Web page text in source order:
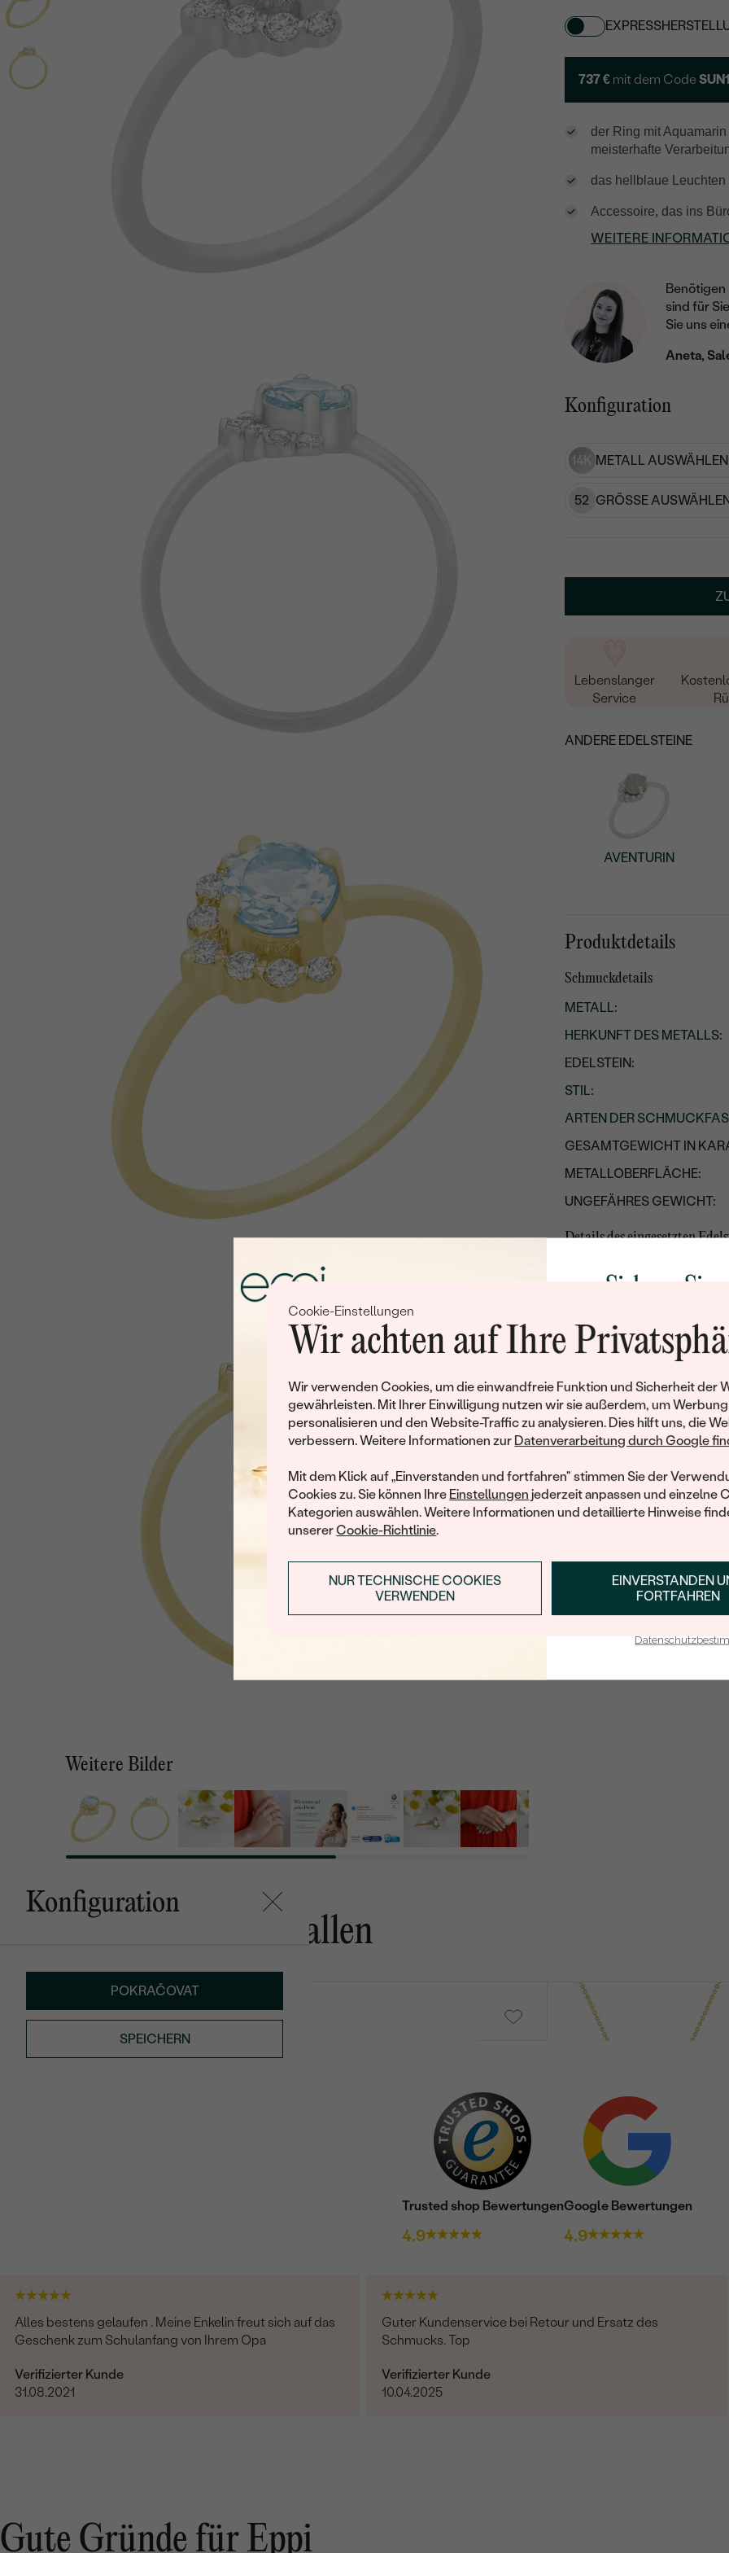
Cookie-Einstellungen
Wir achten auf Ihre
Wir verwenden Cookies, um die einwandfreie Funktion und Sicherheit der
gewährleisten. Mit Ihrer Einwilligung nutzen wir sie außerdem, um Werbung
personalisieren und den Website-Traffic zu analysieren. Dies hilft uns, die
verbessern. Weitere Informationen zur Datenverarbeitung durch Google
Mit dem Klick auf „Einverstanden und fortfahren" stimmen Sie der
Cookies zu. Sie können Ihre Einstellungen jederzeit anpassen und einzelne
Kategorien auswählen. Weitere Informationen und detaillierte Hinweise
unsererCookie-Richtlinie.
EINVERSTANDEN
FORTFAHREN
NUR TECHNISCHE COOKIES
VERWENDEN
Weitere Bilder
737 € mit dem Code
der Ring mit
meisterhafte
das hellblaue
Accessoire, das ins
WEITERE
Benötigen
sind für
Sie uns
Aneta,
Konfiguration
14K METALL
52 GRÖSSE
Lebenslanger
Service
ANDERE EDELSTEINE
AVENTURIN
Produktdetails
Schmuckdetails
METALL:
HERKUNFT DES METALLS:
EDELSTEIN:
STIL:
ARTEN DER
GESAMTGEWICHT IN
METALLOBERFLÄCHE:
UNGEFÄHRES GEWICHT:
Details des eingesetzten
KARATGEWICHT:
ABMESSUNGEN:
REINHEIT:
FARBE:
FORM:
Nebensteine
KARATGEWICHT:
HERKUNFT:
Konfiguration
POKRAČOVAT
SPEICHERN
Das könnte Ihnen gefallen
€ 139 AUF LAGER
Lalom
von € 249
Trusted shop Bewertungen
4.9
Google Bewertungen
4.9
Alles bestens gelaufen . Meine Enkelin freut sich auf das
Geschenk zum Schulanfang von Ihrem Opa
Verifizierter Kunde
31.08.2021
Guter Kundenservice bei Retour und Ersatz des
Schmucks. Top
Verifizierter Kunde
10.04.2025
Gute Gründe für Eppi
Sichern Sie
Rabatt auf
Werden Sie Teil
und entdecken Sie die
gefertigten Schmucks
Ihren ersten
ANMELDEN &
E-Mail-Adresse je bei uns in